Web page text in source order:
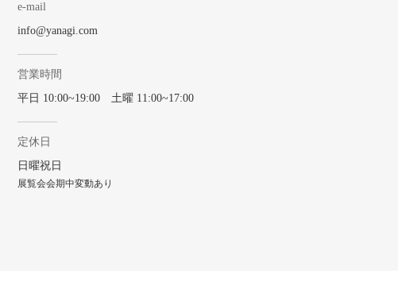
e-mail
info@yanagi.com
営業時間
平日 10:00~19:00 土曜 11:00~17:00
定休日
日曜祝日
展覧会会期中変動あり